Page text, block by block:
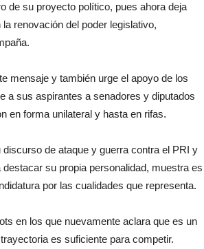
de su proyecto político, pues ahora deja
renovación del poder legislativo,
mensaje y también urge el apoyo de los
a sus aspirantes a senadores y diputados
en forma unilateral y hasta en rifas.
de ataque y guerra contra el PRI y
su propia personalidad, muestra es
por las cualidades que representa.
en los que nuevamente aclara que es un
es suficiente para competir.